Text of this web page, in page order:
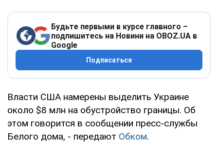
Будьте первыми в курсе главного –
подпишитесь на Новини на OBOZ.UA в
Google
Подписаться
Власти США намерены выделить Украине
около $8 млн на обустройство границы. Об
этом говорится в сообщении пресс-службы
Белого дома, - передают Обком.